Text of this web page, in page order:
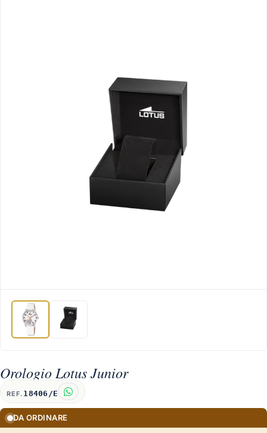
Orologio Lotus Junior
REF. 18406/E
DA ORDINARE